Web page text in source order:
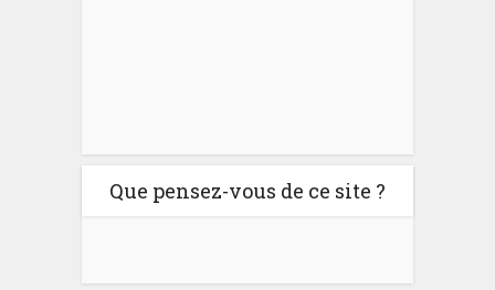
Que pensez-vous de ce site ?